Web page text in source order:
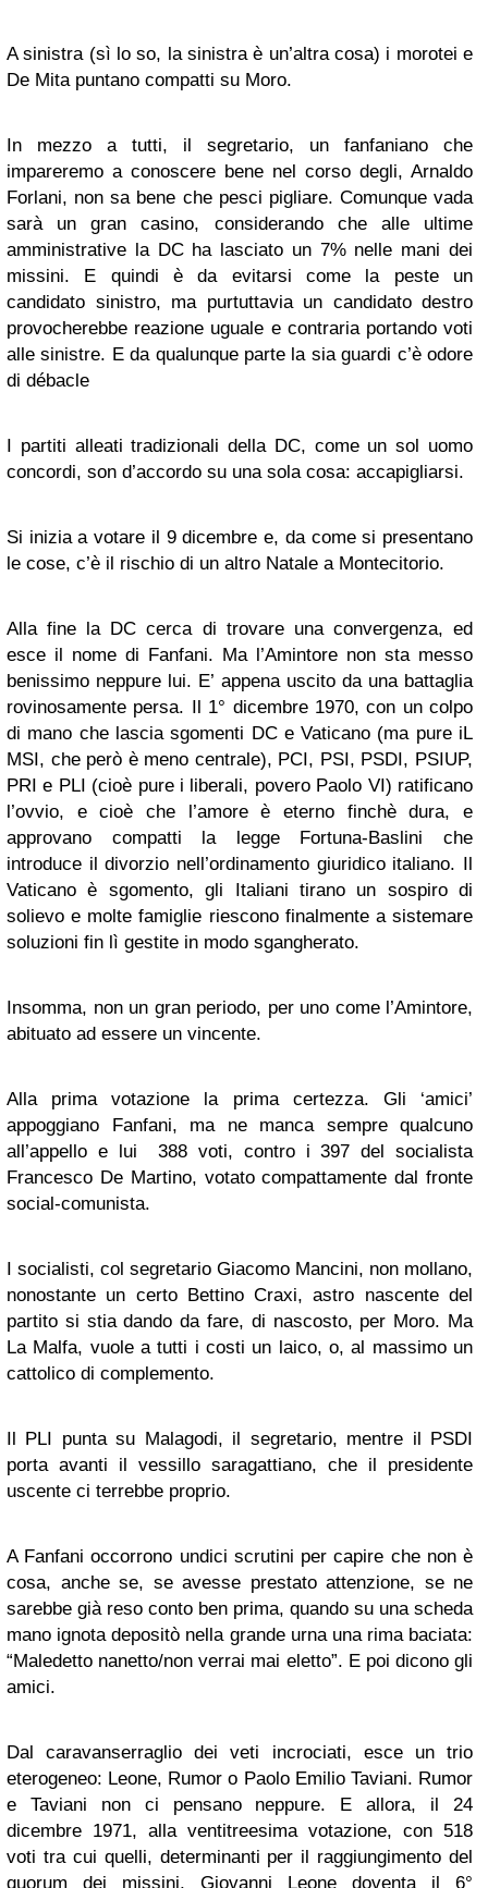
A sinistra (sì lo so, la sinistra è un’altra cosa) i morotei e
De Mita puntano compatti su Moro.
In mezzo a tutti, il segretario, un fanfaniano che
impareremo a conoscere bene nel corso degli, Arnaldo
Forlani, non sa bene che pesci pigliare. Comunque vada
sarà un gran casino, considerando che alle ultime
amministrative la DC ha lasciato un 7% nelle mani dei
missini. E quindi è da evitarsi come la peste un
candidato sinistro, ma purtuttavia un candidato destro
provocherebbe reazione uguale e contraria portando voti
alle sinistre. E da qualunque parte la sia guardi c’è odore
di débacle
I partiti alleati tradizionali della DC, come un sol uomo
concordi, son d’accordo su una sola cosa: accapigliarsi.
Si inizia a votare il 9 dicembre e, da come si presentano
le cose, c’è il rischio di un altro Natale a Montecitorio.
Alla fine la DC cerca di trovare una convergenza, ed
esce il nome di Fanfani. Ma l’Amintore non sta messo
benissimo neppure lui. E’ appena uscito da una battaglia
rovinosamente persa. Il 1° dicembre 1970, con un colpo
di mano che lascia sgomenti DC e Vaticano (ma pure iL
MSI, che però è meno centrale), PCI, PSI, PSDI, PSIUP,
PRI e PLI (cioè pure i liberali, povero Paolo VI) ratificano
l’ovvio, e cioè che l’amore è eterno finchè dura, e
approvano compatti la legge Fortuna-Baslini che
introduce il divorzio nell’ordinamento giuridico italiano. Il
Vaticano è sgomento, gli Italiani tirano un sospiro di
solievo e molte famiglie riescono finalmente a sistemare
soluzioni fin lì gestite in modo sgangherato.
Insomma, non un gran periodo, per uno come l’Amintore,
abituato ad essere un vincente.
Alla prima votazione la prima certezza. Gli ‘amici’
appoggiano Fanfani, ma ne manca sempre qualcuno
all’appello e lui 388 voti, contro i 397 del socialista
Francesco De Martino, votato compattamente dal fronte
social-comunista.
I socialisti, col segretario Giacomo Mancini, non mollano,
nonostante un certo Bettino Craxi, astro nascente del
partito si stia dando da fare, di nascosto, per Moro. Ma
La Malfa, vuole a tutti i costi un laico, o, al massimo un
cattolico di complemento.
Il PLI punta su Malagodi, il segretario, mentre il PSDI
porta avanti il vessillo saragattiano, che il presidente
uscente ci terrebbe proprio.
A Fanfani occorrono undici scrutini per capire che non è
cosa, anche se, se avesse prestato attenzione, se ne
sarebbe già reso conto ben prima, quando su una scheda
mano ignota depositò nella grande urna una rima baciata:
“Maledetto nanetto/non verrai mai eletto”. E poi dicono gli
amici.
Dal caravanserraglio dei veti incrociati, esce un trio
eterogeneo: Leone, Rumor o Paolo Emilio Taviani. Rumor
e Taviani non ci pensano neppure. E allora, il 24
dicembre 1971, alla ventitreesima votazione, con 518
voti tra cui quelli, determinanti per il raggiungimento del
quorum dei missini, Giovanni Leone doventa il 6°